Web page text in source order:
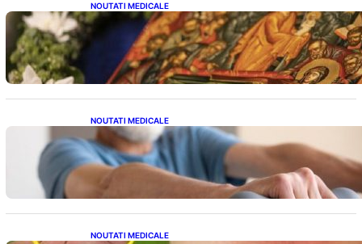
NOUTATI MEDICALE
Postul Adormirii Maicii Domnului: Tradiții,
Superstiții și Implicații Spiritualitate în 2026
NOUTATI MEDICALE
Îmbunătățirea sănătății cardiovasculare:
Patru exerciții simple pentru reducerea
tensiunii arteriale la domiciliu
NOUTATI MEDICALE